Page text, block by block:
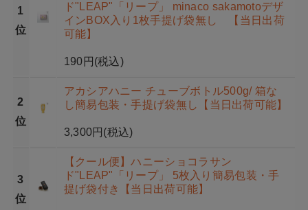
1
位
ド"LEAP"「リープ」 minaco sakamotoデザ
インBOX入り1枚手提げ袋無し 【当日出荷
可能】
190円 (税込)
2
位
アカシアハニー チューブボトル500g/ 箱な
し簡易包装・手提げ袋無し【当日出荷可能】
3,300円 (税込)
3
位
【クール便】ハニーショコラサン
ド"LEAP"「リープ」 5枚入り簡易包装・手
提げ袋付き【当日出荷可能】